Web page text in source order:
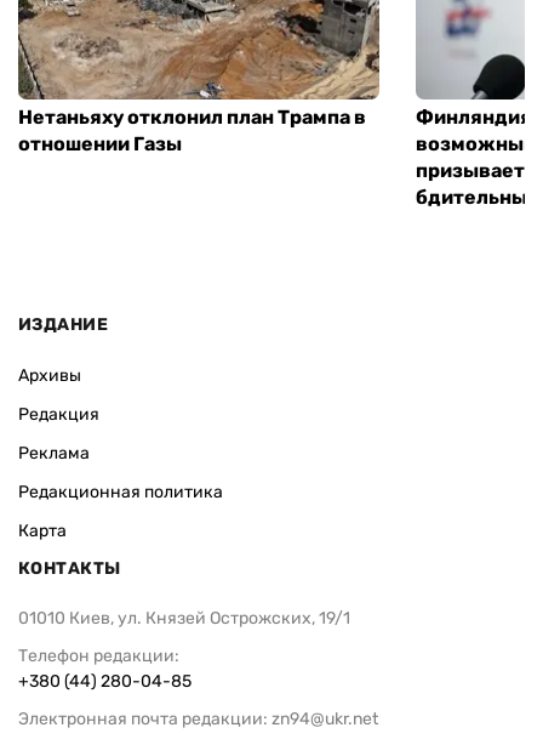
Нетаньяху отклонил план Трампа в
отношении Газы
Финляндия
возможным
призывает
ИЗДАНИЕ
Архивы
Редакция
Реклама
Редакционная политика
Карта
КОНТАКТЫ
01010 Киев, ул. Князей Острожских, 19/1
Телефон редакции:
+380 (44) 280-04-85
Электронная почта редакции: zn94@ukr.net